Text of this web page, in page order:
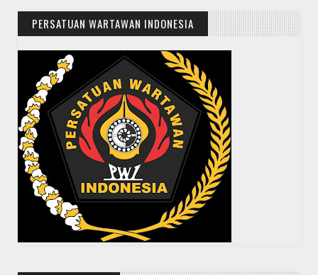
PERSATUAN WARTAWAN INDONESIA